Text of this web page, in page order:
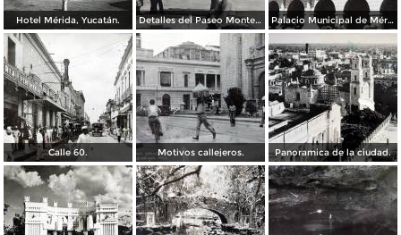
Hotel Mérida, Yucatán. Detalles del Paseo Montejo. Palacio Municipal de Mérida, Yucatán.
Calle 60. Motivos callejeros. Panoramica de la ciudad.